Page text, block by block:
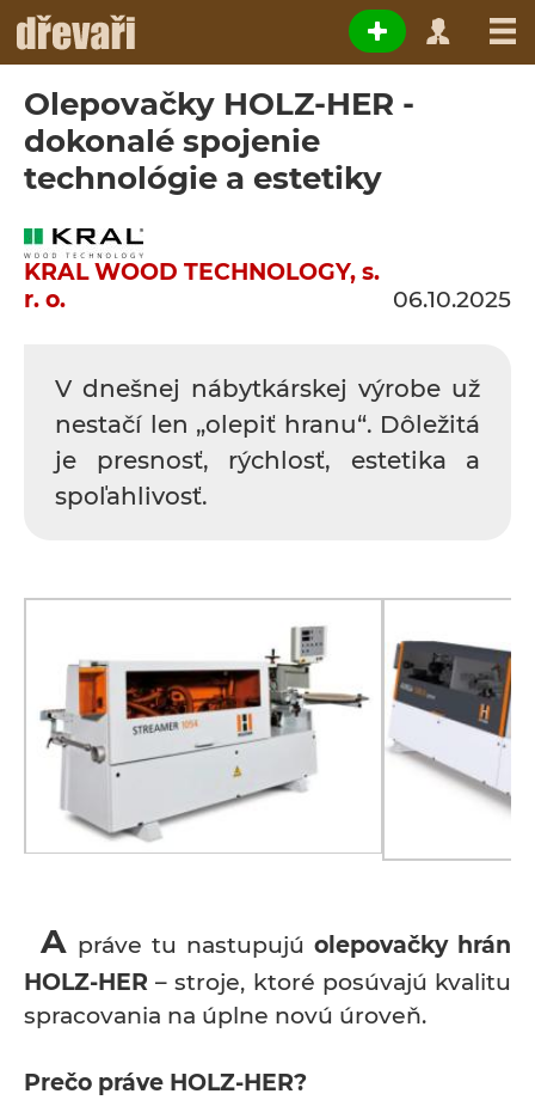
Olepovačky HOLZ-HER -
dokonalé spojenie
technológie a estetiky
KRAL WOOD TECHNOLOGY, s.
r. o.
06.10.2025
V dnešnej nábytkárskej výrobe už
nestačí len „olepiť hranu“. Dôležitá
je presnosť, rýchlosť, estetika a
spoľahlivosť.
A práve tu nastupujú olepovačky hrán
HOLZ-HER – stroje, ktoré posúvajú kvalitu
spracovania na úplne novú úroveň.
Prečo práve HOLZ-HER?